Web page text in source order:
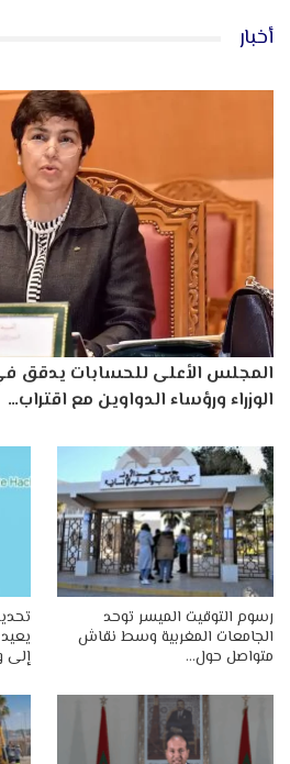
أخبار
المجلس الأعلى للحسابات يدقق
الوزراء ورؤساء الدواوين مع اقتراب…
رسوم التوقيت الميسر توحد
الجامعات المغربية وسط نقاش
متواصل حول…
إلى